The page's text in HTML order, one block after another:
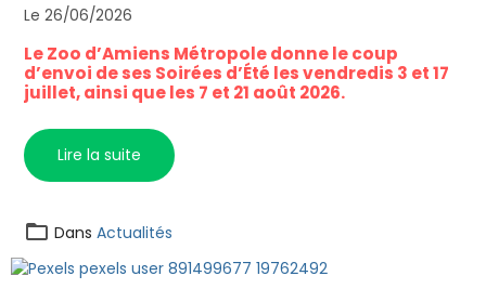
Le 26/06/2026
Le Zoo d’Amiens Métropole donne le coup
d’envoi de ses Soirées d’Été les vendredis 3 et 17
juillet, ainsi que les 7 et 21 août 2026.
Lire la suite
Dans Actualités